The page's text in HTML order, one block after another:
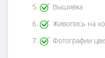
Вышивка
Живопись на
Фотографии